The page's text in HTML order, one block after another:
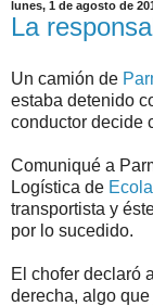
lunes, 1 de agosto de
La
Un camión de
estaba detenido
conductor decide
Comuniqué a
Logística de
transportista y
por lo sucedido.
El chofer declaró
derecha, algo